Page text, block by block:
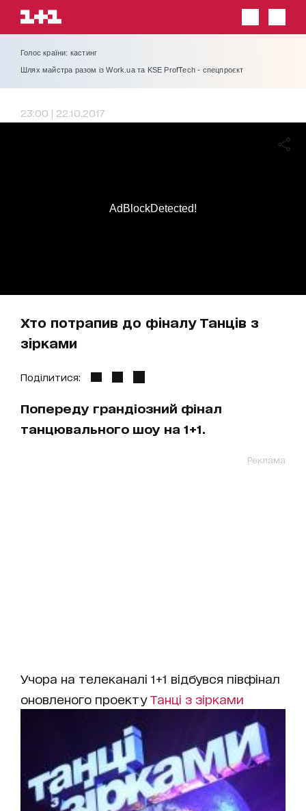
Голос країни: кастинг
Шлях майстра разом із Work.ua та KSE ProfTech - спецпроєкт
23:00 | 22.10.2017
Хто потрапив до фіналу Танців з
зірками
AdBlockDetected!
Поділитися:
Попереду грандіозний фінал
танцювального шоу на 1+1.
Реклама
Учора на телеканалі 1+1 відбувся півфінал
оновленого проекту Танці з зірками